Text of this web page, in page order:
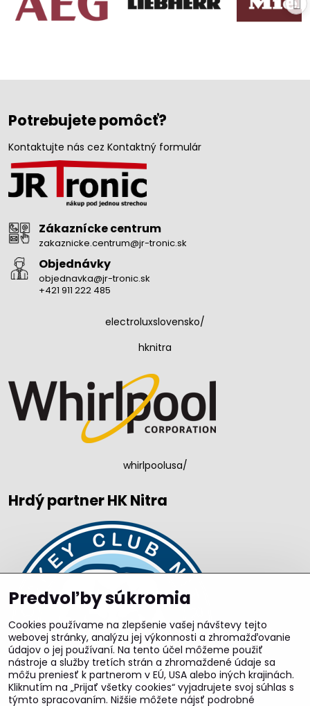
Potrebujete pomôcť?
Kontaktujte nás cez Kontaktný formulár
Zákaznícke centrum
zakaznicke.centrum@jr-tronic.sk
Objednávky
objednavka@jr-tronic.sk
+421 911 222 485
electroluxslovensko/
hknitra
whirlpoolusa/
Hrdý partner HK Nitra
Predvoľby súkromia
Cookies používame na zlepšenie vašej návštevy tejto
webovej stránky, analýzu jej výkonnosti a zhromažďovanie
údajov o jej používaní. Na tento účel môžeme použiť
nástroje a služby tretích strán a zhromaždené údaje sa
môžu preniesť k partnerom v EÚ, USA alebo iných krajinách.
Kliknutím na „Prijať všetky cookies“ vyjadrujete svoj súhlas s
týmto spracovaním. Nižšie môžete nájsť podrobné